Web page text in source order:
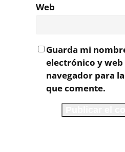
Web
Guarda mi
electrónico y web
navegador para
que comente.